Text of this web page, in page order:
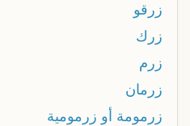
زرقو
زرك
زرم
زرمان
زرمومة أو زرمومية